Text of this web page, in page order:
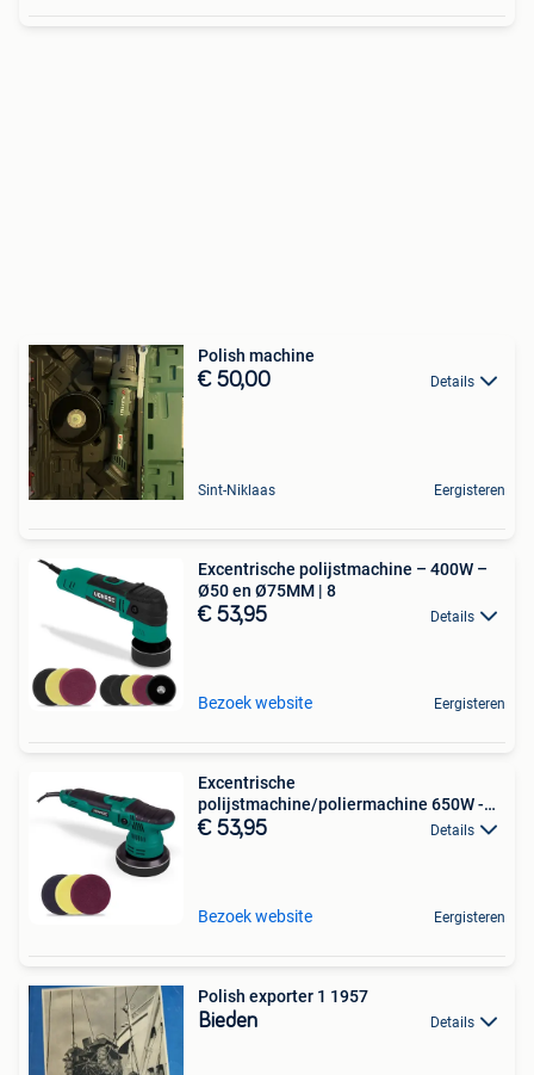
Polish machine
€ 50,00 Details
Sint-Niklaas Eergisteren
Excentrische polijstmachine – 400W –
Ø50 en Ø75MM | 8
€ 53,95 Details
Bezoek website Eergisteren
Excentrische
polijstmachine/poliermachine 650W -
125mm |
€ 53,95 Details
Bezoek website Eergisteren
Polish exporter 1 1957
Bieden Details